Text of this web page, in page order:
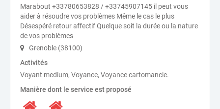
Marabout +33780653828 / +33745907145 il peut vous
aider à résoudre vos problèmes Même le cas le plus
Désespéré retour affectif Quelque soit la durée ou la nature
de vos problèmes
Grenoble (38100)
Activités
Voyant medium, Voyance, Voyance cartomancie.
Manière dont le service est proposé